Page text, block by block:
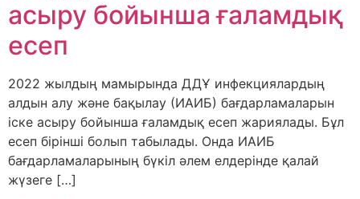
асыру бойынша ғаламдық
есеп
2022 жылдың мамырында ДДҰ инфекциялардың
алдын алу және бақылау (ИАИБ) бағдарламаларын
іске асыру бойынша ғаламдық есеп жариялады. Бұл
есеп бірінші болып табылады. Онда ИАИБ
бағдарламаларының бүкіл әлем елдерінде қалай
жүзеге […]